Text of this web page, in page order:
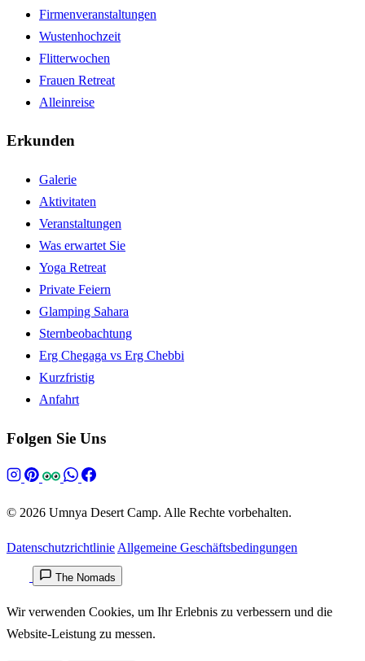
Firmenveranstaltungen
Wustenhochzeit
Flitterwochen
Frauen Retreat
Alleinreise
Erkunden
Galerie
Aktivitaten
Veranstaltungen
Was erwartet Sie
Yoga Retreat
Private Feiern
Glamping Sahara
Sternbeobachtung
Erg Chegaga vs Erg Chebbi
Kurzfristig
Anfahrt
Folgen Sie Uns
© 2026 Umnya Desert Camp. Alle Rechte vorbehalten.
Datenschutzrichtlinie Allgemeine Geschäftsbedingungen
The Nomads
Wir verwenden Cookies, um Ihr Erlebnis zu verbessern und die
Website-Leistung zu messen.